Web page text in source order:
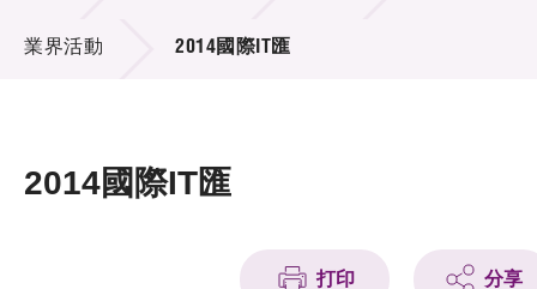
項目及資助計劃
活動及消息
業界活動 2014國際IT匯
2014國際IT匯
打印 分享